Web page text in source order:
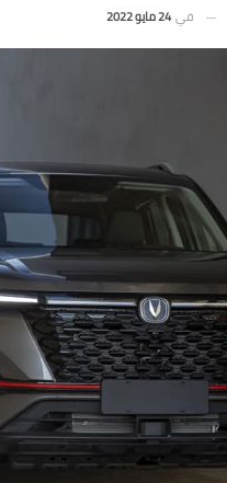
في 24 مايو 2022